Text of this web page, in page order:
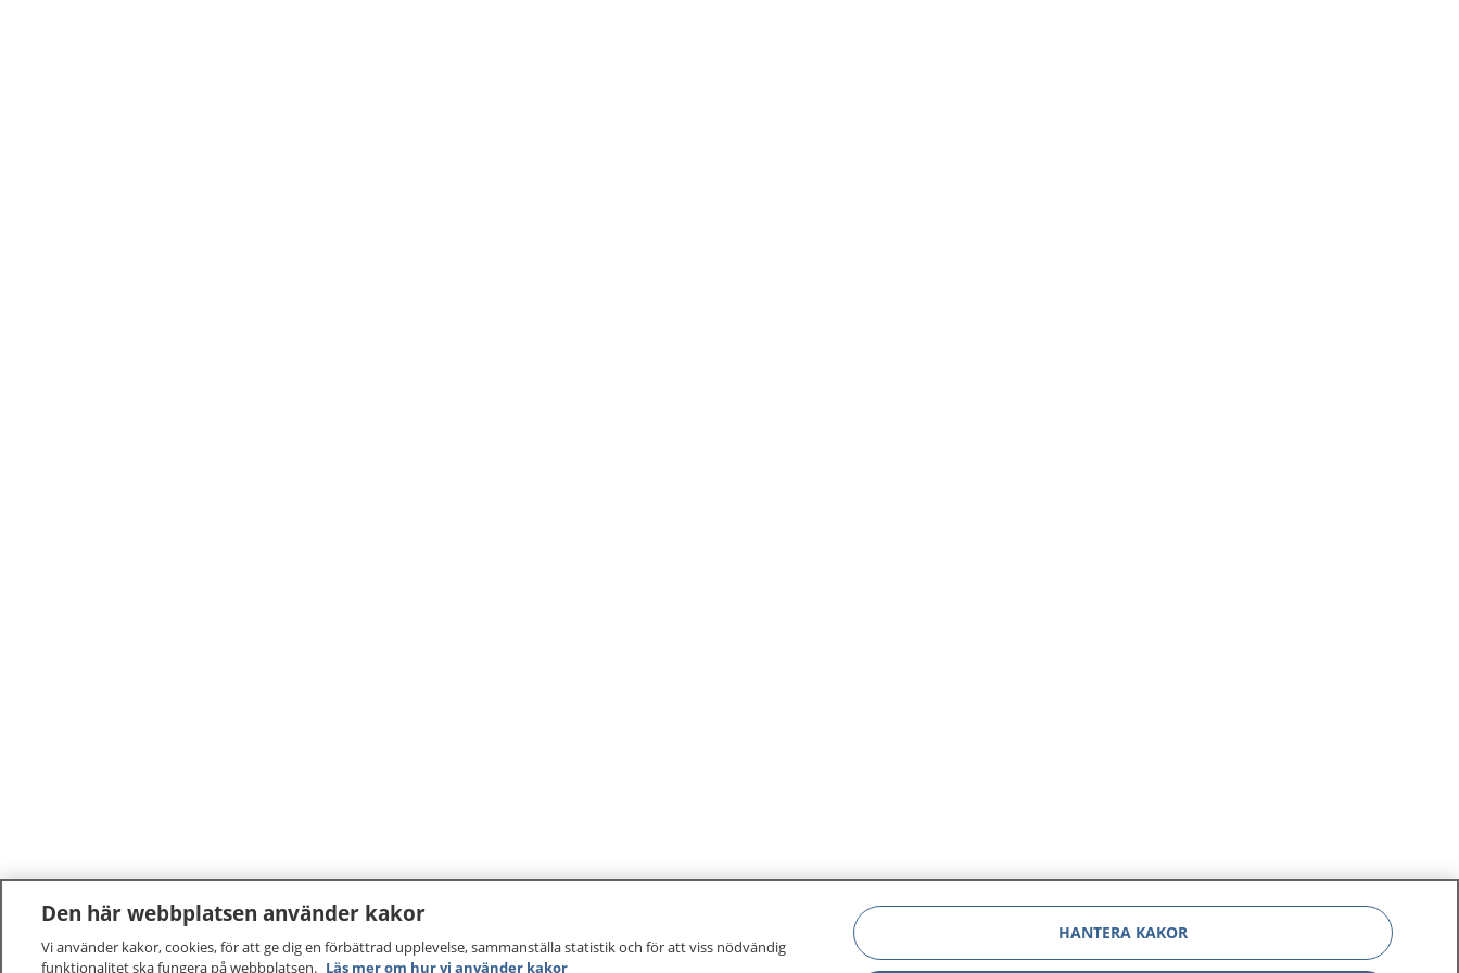
Den här webbplatsen använder kakor
Vi använder kakor, cookies, för att ge dig en förbättrad upplevelse, sammanställa statistik och för att viss nödvändig
funktionalitet ska fungera på webbplatsen. Läs mer om hur vi använder kakor
HANTERA KAKOR